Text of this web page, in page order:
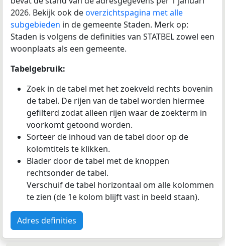
2026. Bekijk ook deoverzichtspagina met alle
subgebieden in de gemeente Staden. Merk op:
Staden is volgens de definities van STATBEL zowel een
woonplaats als een gemeente.
Tabelgebruik:
Zoek in de tabel met het zoekveld rechts bovenin
de tabel. De rijen van de tabel worden hiermee
gefilterd zodat alleen rijen waar de zoekterm in
voorkomt getoond worden.
Sorteer de inhoud van de tabel door op de
kolomtitels te klikken.
Blader door de tabel met de knoppen
rechtsonder de tabel.
Verschuif de tabel horizontaal om alle kolommen
te zien (de 1e kolom blijft vast in beeld staan).
Adres definities